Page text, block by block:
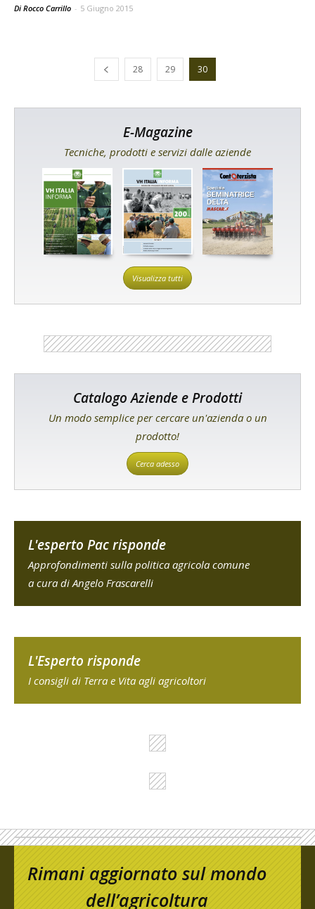
Di Rocco Carrillo - 5 Giugno 2015
28 29 30
E-Magazine
Tecniche, prodotti e servizi dalle aziende
Visualizza tutti
Catalogo Aziende e Prodotti
Un modo semplice per cercare un'azienda o un
prodotto!
Cerca adesso
L'esperto Pac risponde
Approfondimenti sulla politica agricola comune
a cura di Angelo Frascarelli
L'Esperto risponde
I consigli di Terra e Vita agli agricoltori
Rimani aggiornato sul mondo
dell’agricoltura